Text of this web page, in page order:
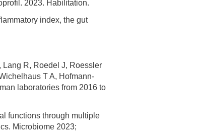
- Wissen - Translation - Transfer
& Investor:innen
Gründer:innen
2023. Habilitation.
index, the gut
Lang R, Roedel J, Roessler
T A, Hofmann-
laboratories from 2016 to
functions through multiple
Microbiome 2023;